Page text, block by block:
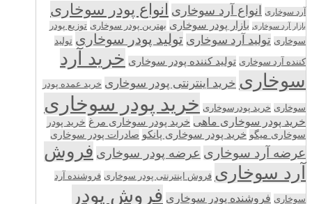
آرد سوخاری انواع آرد سوخاری انواع پودر سوخاری
بازار آرد سوخاری بازار پودر سوخاری بهترین پودر سوخاری توزیع پودر
سوخاری تولید آرد سوخاری تولید پودر سوخاری تولید
کننده آرد سوخاری تولید کننده پودر سوخاری خرید آرد
سوخاری خرید اینترنتی پودر سوخاری خرید عمده پودر
سوخاری خرید پودرسوخاری خرید پودر سوخاری
خرید پودر سوخاری ماهی خرید پودر سوخاری مرغ خرید پودر
سوخاری میگو خرید پودر سوخاری پانکو صادرات پودر سوخاری
عرضه آرد سوخاری عرضه پودر سوخاری فروش
آرد سوخاری فروش اینترنتی پودر سوخاری فروشنده آرد
سوخاری فروشنده پودر سوخاری فروش پودر